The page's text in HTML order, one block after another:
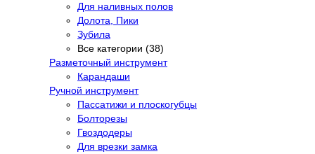
Для наливных полов
Долота, Пики
Зубила
Все категории (38)
Разметочный инструмент
Карандаши
Ручной инструмент
Пассатижи и плоскогубцы
Болторезы
Гвоздодеры
Для врезки замка